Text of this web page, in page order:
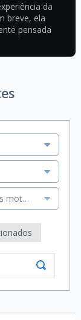
da
breve, ela
pensada
motivações